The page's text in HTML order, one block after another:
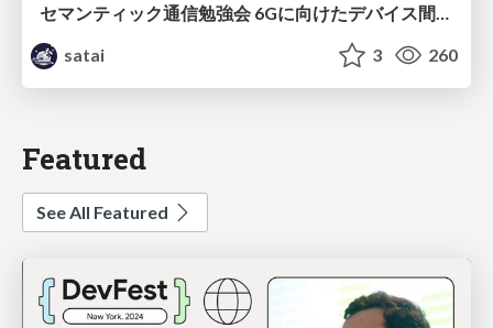
セマンティック通信勉強会 6Gに向けたデバイス間効率的な通信の技術紹介・課題・今後展望
satai
3 260
Featured
See All Featured